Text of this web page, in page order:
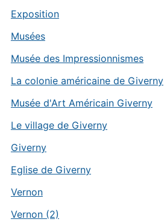
Exposition
Musées
Musée des Impressionnismes
La colonie américaine de Giverny
Musée d'Art Américain Giverny
Le village de Giverny
Giverny
Eglise de Giverny
Vernon
Vernon (2)